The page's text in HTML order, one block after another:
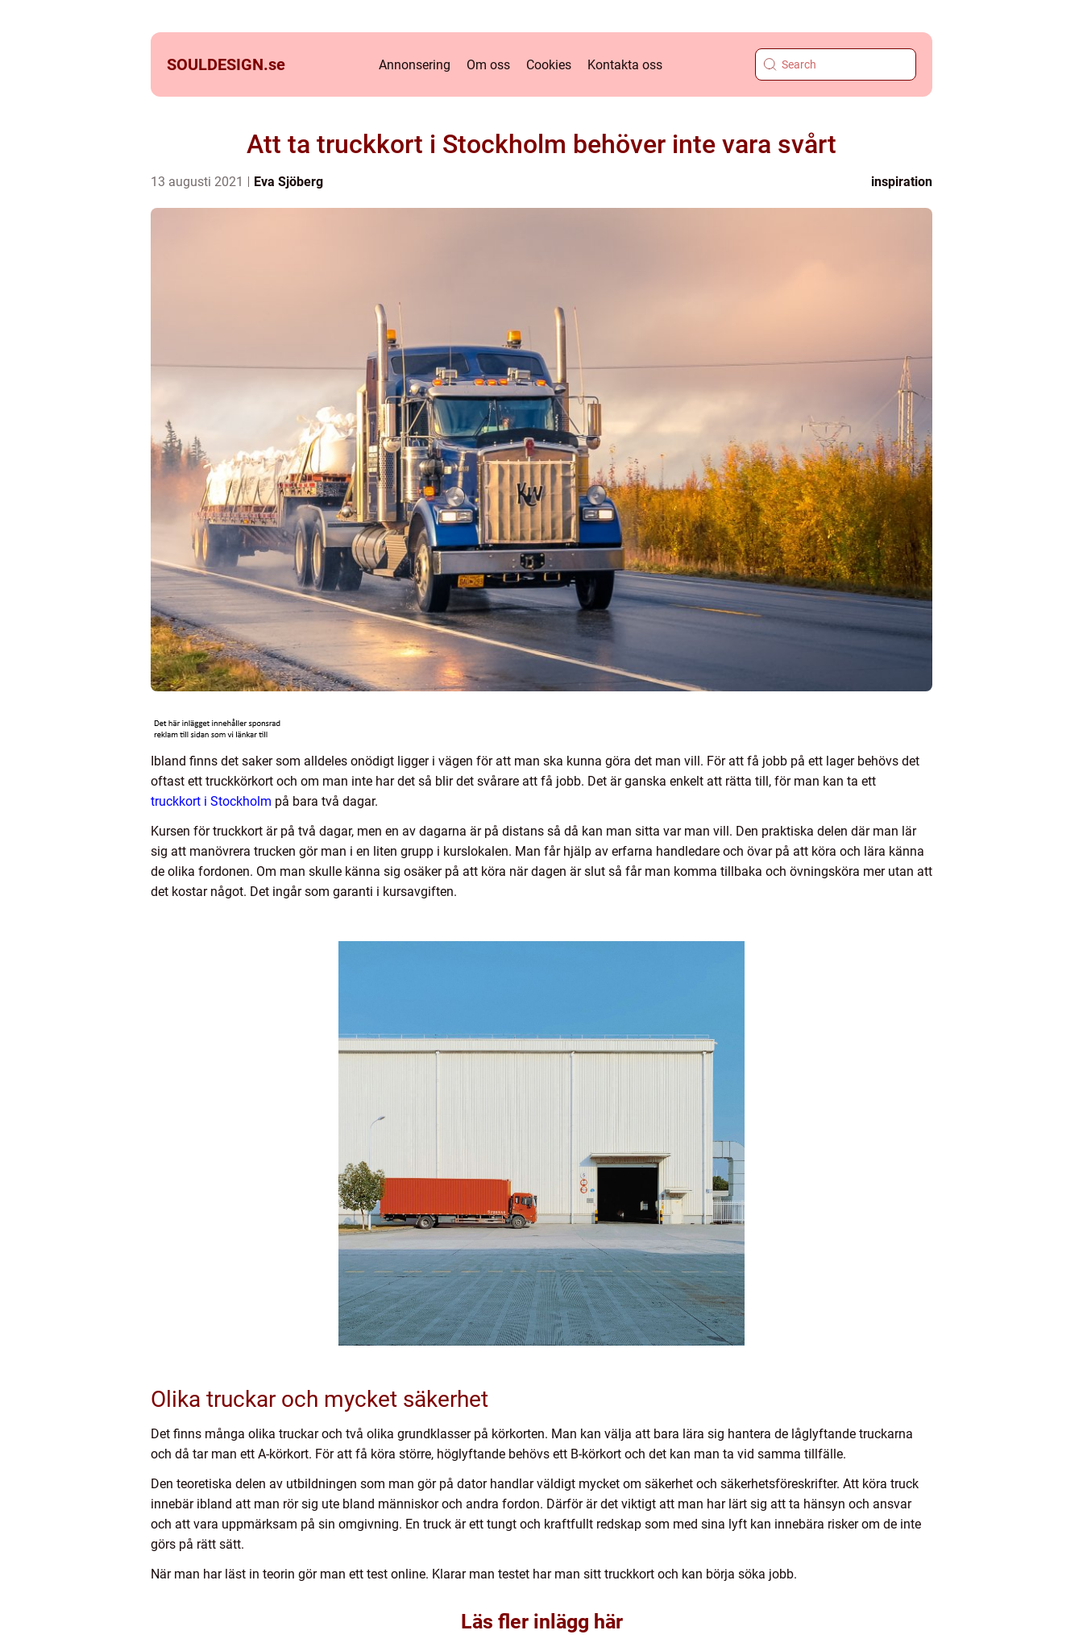
SOULDESIGN.se Annonsering Om oss Cookies Kontakta oss
Att ta truckkort i Stockholm behöver inte vara svårt
13 augusti 2021 Eva Sjöberg inspiration
Ibland finns det saker som alldeles onödigt ligger i vägen för att man ska kunna göra det man vill. För att få jobb på ett lager behövs det
oftast ett truckkörkort och om man inte har det så blir det svårare att få jobb. Det är ganska enkelt att rätta till, för man kan ta ett
truckkort i Stockholm på bara två dagar.
Kursen för truckkort är på två dagar, men en av dagarna är på distans så då kan man sitta var man vill. Den praktiska delen där man lär
sig att manövrera trucken gör man i en liten grupp i kurslokalen. Man får hjälp av erfarna handledare och övar på att köra och lära känna
de olika fordonen. Om man skulle känna sig osäker på att köra när dagen är slut så får man komma tillbaka och övningsköra mer utan att
det kostar något. Det ingår som garanti i kursavgiften.
Olika truckar och mycket säkerhet
Det finns många olika truckar och två olika grundklasser på körkorten. Man kan välja att bara lära sig hantera de låglyftande truckarna
och då tar man ett A-körkort. För att få köra större, höglyftande behövs ett B-körkort och det kan man ta vid samma tillfälle.
Den teoretiska delen av utbildningen som man gör på dator handlar väldigt mycket om säkerhet och säkerhetsföreskrifter. Att köra truck
innebär ibland att man rör sig ute bland människor och andra fordon. Därför är det viktigt att man har lärt sig att ta hänsyn och ansvar
och att vara uppmärksam på sin omgivning. En truck är ett tungt och kraftfullt redskap som med sina lyft kan innebära risker om de inte
görs på rätt sätt.
När man har läst in teorin gör man ett test online. Klarar man testet har man sitt truckkort och kan börja söka jobb.
Läs fler inlägg här